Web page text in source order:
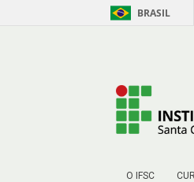
Pular para o Conteúdo BRASIL
O IFSC